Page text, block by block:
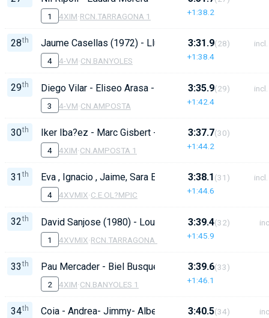
1 4XIM·RCN.TARRAGONA 1 +1:38.2
28th Jaume Casellas (1972) - Llu?s Estarriola (1971) -
4 4-VM·CN.BANYOLES
3:31.9
+1:38.4
(28) incl.
29th Diego Vilar - Eliseo Arasa - Carlos Goldero - Jose
3 4-VM·CN.AMPOSTA
3:35.9
+1:42.4
(29) incl.
30th Iker Iba?ez - Marc Gisbert - Nil Goldero - Unai Rangel
4 4XIM·CN.AMPOSTA 1
3:37.7
+1:44.2
(30)
31 th Eva , Ignacio , Jaime, Sara E 14''
4 4XVMIX·C.E.OL?MPIC
3:38.1
+1:44.6
(31) incl.
32th David Sanjose (1980) - Lourdes Torrell (1970) - Rafa
1 4XVMIX·RCN.TARRAGONA 2
3:39.4
+1:45.9
(32)
33 th Pau Mercader - Biel Busquets - Jan Llu?s - Erik
2 4XIM·CN.BANYOLES 1
3:39.6
+1:46.1
(33)
34th Coia - Andrea- Jimmy- Albert- D 9'' 3:40.5(34)